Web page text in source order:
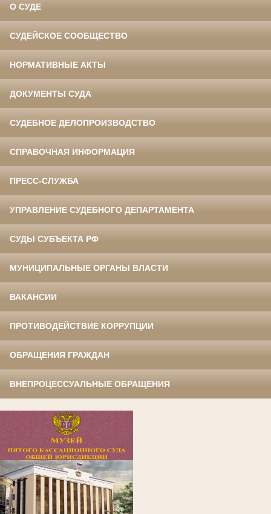
О СУДЕ
СУДЕЙСКОЕ СООБЩЕСТВО
НОРМАТИВНЫЕ АКТЫ
ДОКУМЕНТЫ СУДА
СУДЕБНОЕ ДЕЛОПРОИЗВОДСТВО
СПРАВОЧНАЯ ИНФОРМАЦИЯ
ПРЕСС-СЛУЖБА
УПРАВЛЕНИЕ СУДЕБНОГО ДЕПАРТАМЕНТА
СУДЫ СУБЪЕКТА РФ
МУНИЦИПАЛЬНЫЕ ОРГАНЫ ВЛАСТИ
ВАКАНСИИ
ПРОТИВОДЕЙСТВИЕ КОРРУПЦИИ
ОБРАЩЕНИЯ ГРАЖДАН
ВНЕПРОЦЕССУАЛЬНЫЕ ОБРАЩЕНИЯ